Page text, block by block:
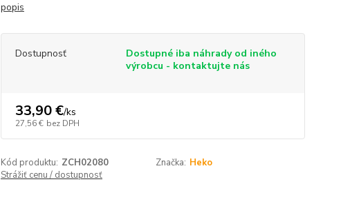
popis
Dostupnosť
Dostupné iba náhrady od iného
výrobcu - kontaktujte nás
33,90 €/ks
27,56 € bez DPH
Kód produktu: ZCH02080 Značka: Heko
Strážiť cenu / dostupnosť